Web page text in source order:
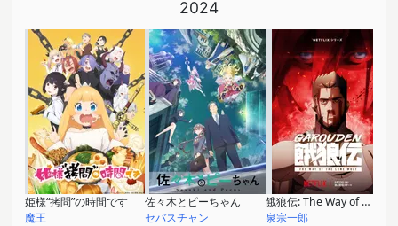
2024
姫様“拷問”の時間です
魔王
佐々木とピーちゃん
セバスチャン
餓狼伝: The Way of the Lone Wolf
泉宗一郎